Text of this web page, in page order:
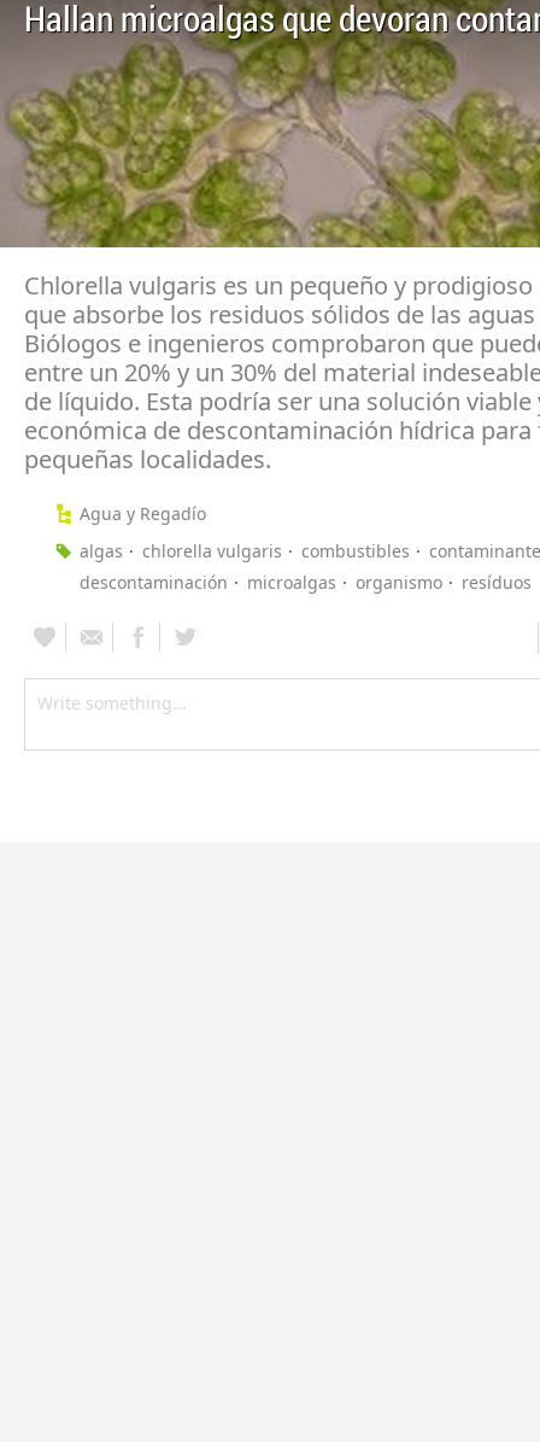
Hallan microalgas que devoran
Chlorella vulgaris es un pequeño y
que absorbe los residuos sólidos de las
Biólogos e ingenieros comprobaron que
entre un 20% y un 30% del material
de líquido. Esta podría ser una solución viable
económica de descontaminación hídrica para
pequeñas localidades.
Agua y Regadío
algas
chlorella vulgaris combustibles
descontaminación
microalgas organismo resíduos